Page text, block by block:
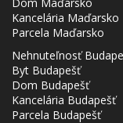
Kancelária Maďarsko
Parcela Maďarsko
Nehnuteľnosť
Byt Budapešť
Dom Budapešť
Kancelária Budapešť
Parcela Budapešť